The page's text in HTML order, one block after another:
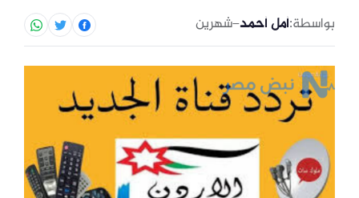
بواسطة:أمل أحمد–شهرين